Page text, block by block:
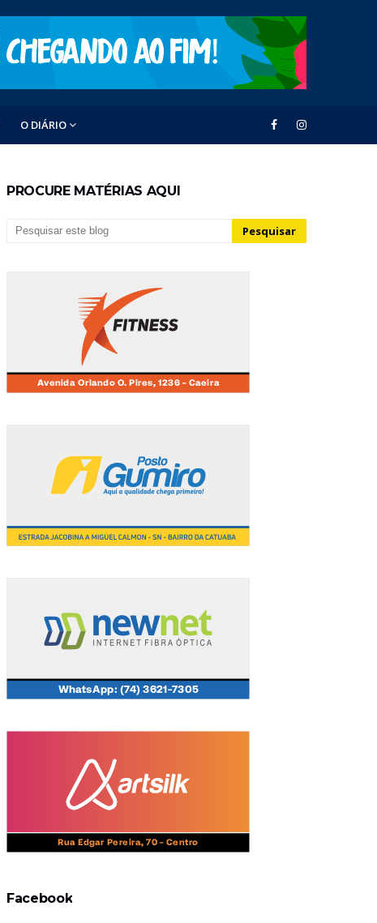
O DIÁRIO
PROCURE MATÉRIAS AQUI
Facebook